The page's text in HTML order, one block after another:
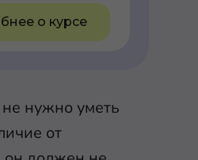
о курсе
нужно уметь
от